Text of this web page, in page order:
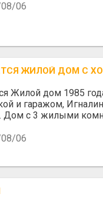
06
ЖИЛОЙ ДОМ С
Жилой дом 1985
и гаражом,
Дом с 3 жилыми
06